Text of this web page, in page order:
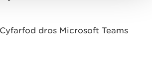
dros Microsoft Teams